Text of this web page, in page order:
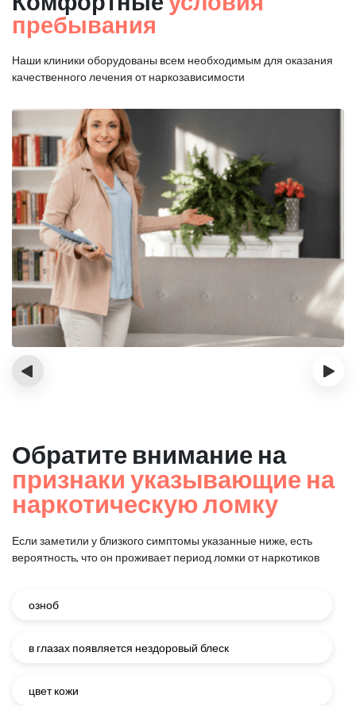
пребывания
Наши клиники оборудованы всем необходимым для оказания
качественного лечения от наркозависимости
‹ ›
Обратите внимание на
признаки указывающие на
наркотическую ломку
Если заметили у близкого симптомы указанные ниже, есть
вероятность, что он проживает период ломки от наркотиков
озноб
в глазах появляется нездоровый блеск
цвет кожи